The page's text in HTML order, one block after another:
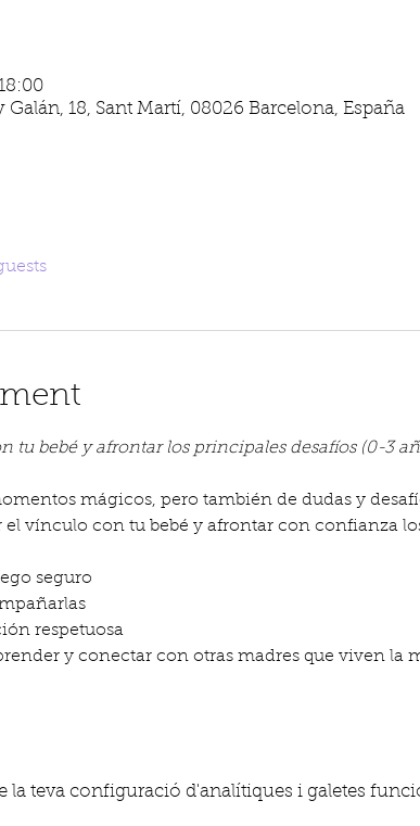
18, Sant Martí, 08026 Barcelona, España
tu bebé y afrontar los principales desafíos (0-3
mágicos, pero también de dudas y
vínculo con tu bebé y afrontar con confianza
seguro
respetuosa
y conectar con otras madres que viven la
la teva configuració d'analítiques i galetes